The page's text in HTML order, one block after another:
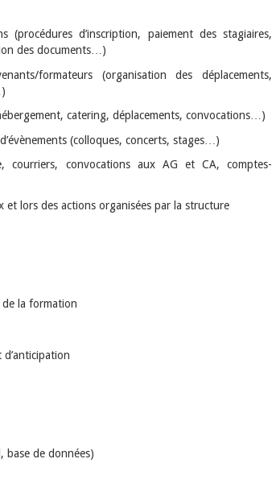
d’inscription, paiement des stagiaires,
des documents…)
formateurs (organisation des déplacements,
catering, déplacements, convocations…)
(colloques, concerts, stages…)
courriers, convocations aux AG et CA, comptes-
et lors des actions organisées par la structure
de la formation
base de données)